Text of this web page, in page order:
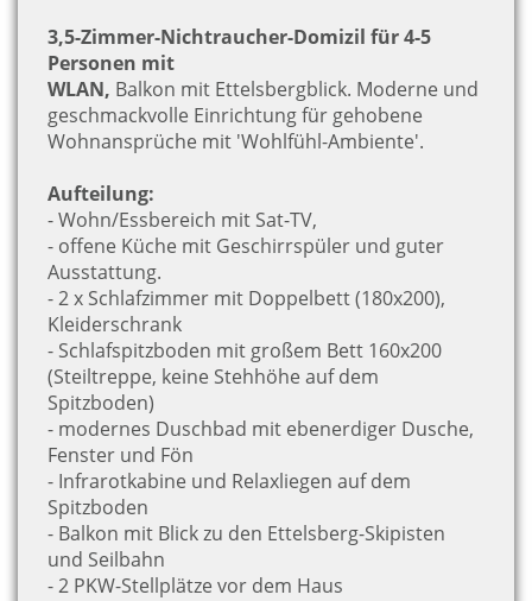
3,5-Zimmer-Nichtraucher-Domizil für 4-5
Personen mit
WLAN, Balkon mit Ettelsbergblick. Moderne und
geschmackvolle Einrichtung für gehobene
Wohnansprüche mit 'Wohlfühl-Ambiente'.
Aufteilung:
- Wohn/Essbereich mit Sat-TV,
- offene Küche mit Geschirrspüler und guter
Ausstattung.
- 2 x Schlafzimmer mit Doppelbett (180x200),
Kleiderschrank
- Schlafspitzboden mit großem Bett 160x200
(Steiltreppe, keine Stehhöhe auf dem
Spitzboden)
- modernes Duschbad mit ebenerdiger Dusche,
Fenster und Fön
- Infrarotkabine und Relaxliegen auf dem
Spitzboden
- Balkon mit Blick zu den Ettelsberg-Skipisten
und Seilbahn
- 2 PKW-Stellplätze vor dem Haus